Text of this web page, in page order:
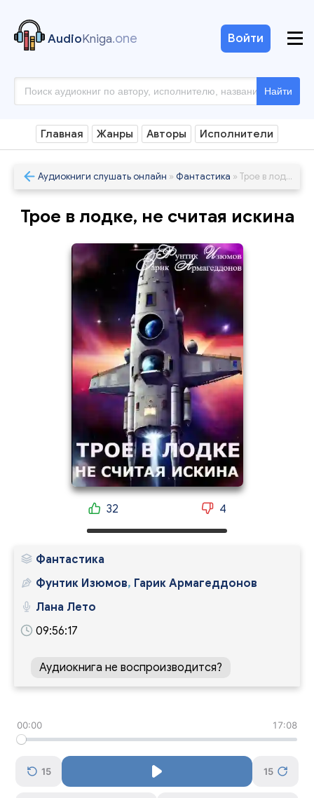
AudioKniga.one
Найти
Войти
Главная Жанры Авторы Исполнители
Аудиокниги слушать онлайн » Фантастика » Трое в лодке, не считая искина
Трое в лодке, не считая искина
32 4
Фантастика
Фунтик Изюмов, Гарик Армагеддонов
Лана Лето
09:56:17
Аудиокнига не воспроизводится?
00:00 17:08
15 15